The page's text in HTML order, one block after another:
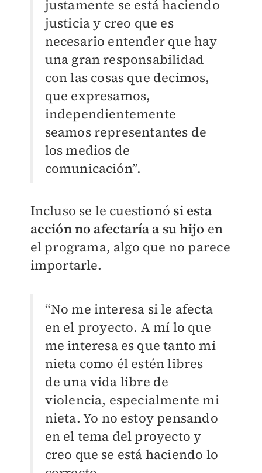
justamente se está haciendo
justicia y creo que es
necesario entender que hay
una gran responsabilidad
con las cosas que decimos,
que expresamos,
independientemente
seamos representantes de
los medios de
comunicación”.
Incluso se le cuestionó si esta
acción no afectaría a su hijo en
el programa, algo que no parece
importarle.
“No me interesa si le afecta
en el proyecto. A mí lo que
me interesa es que tanto mi
nieta como él estén libres
de una vida libre de
violencia, especialmente mi
nieta. Yo no estoy pensando
en el tema del proyecto y
creo que se está haciendo lo